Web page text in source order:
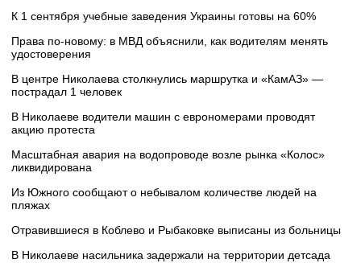
К 1 сентября учебные заведения Украины готовы на 60%
Права по-новому: в МВД объяснили, как водителям менять
удостоверения
В центре Николаева столкнулись маршрутка и «КамАЗ» —
пострадал 1 человек
В Николаеве водители машин с еврономерами проводят
акцию протеста
Масштабная авария на водопроводе возле рынка «Колос»
ликвидирована
Из Южного сообщают о небывалом количестве людей на
пляжах
Отравившиеся в Коблево и Рыбаковке выписаны из больницы
В Николаеве насильника задержали на территории детсада